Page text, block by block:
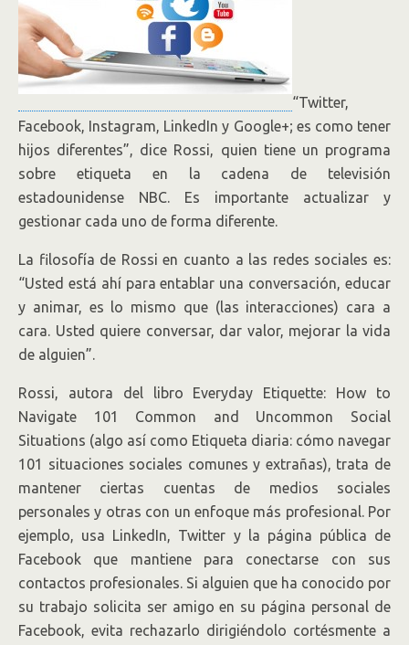
“Twitter,
Facebook, Instagram, LinkedIn y Google+; es como tener
hijos diferentes”, dice Rossi, quien tiene un programa
sobre etiqueta en la cadena de televisión
estadounidense NBC. Es importante actualizar y
gestionar cada uno de forma diferente.
La filosofía de Rossi en cuanto a las redes sociales es:
“Usted está ahí para entablar una conversación, educar
y animar, es lo mismo que (las interacciones) cara a
cara. Usted quiere conversar, dar valor, mejorar la vida
de alguien”.
Rossi, autora del libro Everyday Etiquette: How to
Navigate 101 Common and Uncommon Social
Situations (algo así como Etiqueta diaria: cómo navegar
101 situaciones sociales comunes y extrañas), trata de
mantener ciertas cuentas de medios sociales
personales y otras con un enfoque más profesional. Por
ejemplo, usa LinkedIn, Twitter y la página pública de
Facebook que mantiene para conectarse con sus
contactos profesionales. Si alguien que ha conocido por
su trabajo solicita ser amigo en su página personal de
Facebook, evita rechazarlo dirigiéndolo cortésmente a